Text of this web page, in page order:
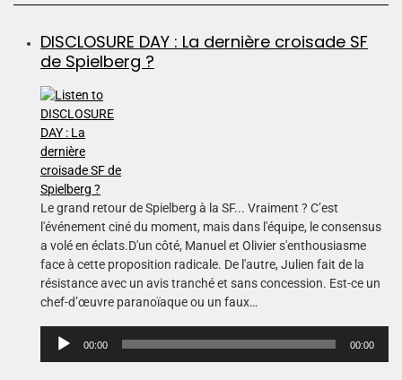
DISCLOSURE DAY : La dernière croisade SF
de Spielberg ?
Le grand retour de Spielberg à la SF... Vraiment ? C’est
l'événement ciné du moment, mais dans l'équipe, le consensus
a volé en éclats.D'un côté, Manuel et Olivier s'enthousiasme
face à cette proposition radicale. De l'autre, Julien fait de la
résistance avec un avis tranché et sans concession. Est-ce un
chef-d’œuvre paranoïaque ou un faux…
00:00 00:00